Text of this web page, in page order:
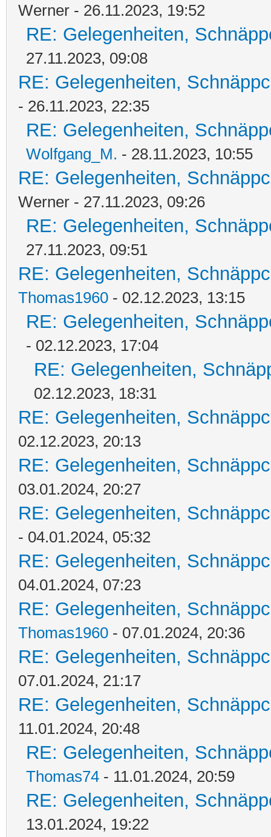
Werner - 26.11.2023, 19:52
RE: Gelegenheiten,
27.11.2023, 09:08
RE: Gelegenheiten,
- 26.11.2023, 22:35
RE: Gelegenheiten,
Wolfgang_M. - 28.11.2023, 10:55
RE: Gelegenheiten,
Werner - 27.11.2023, 09:26
RE: Gelegenheiten,
27.11.2023, 09:51
RE: Gelegenheiten,
Thomas1960 - 02.12.2023, 13:15
RE: Gelegenheiten,
- 02.12.2023, 17:04
RE: Gelegenheiten,
02.12.2023, 18:31
RE: Gelegenheiten,
02.12.2023, 20:13
RE: Gelegenheiten,
03.01.2024, 20:27
RE: Gelegenheiten,
- 04.01.2024, 05:32
RE: Gelegenheiten,
04.01.2024, 07:23
RE: Gelegenheiten,
Thomas1960 - 07.01.2024, 20:36
RE: Gelegenheiten,
07.01.2024, 21:17
RE: Gelegenheiten,
11.01.2024, 20:48
RE: Gelegenheiten,
Thomas74 - 11.01.2024, 20:59
RE: Gelegenheiten,
13.01.2024, 19:22